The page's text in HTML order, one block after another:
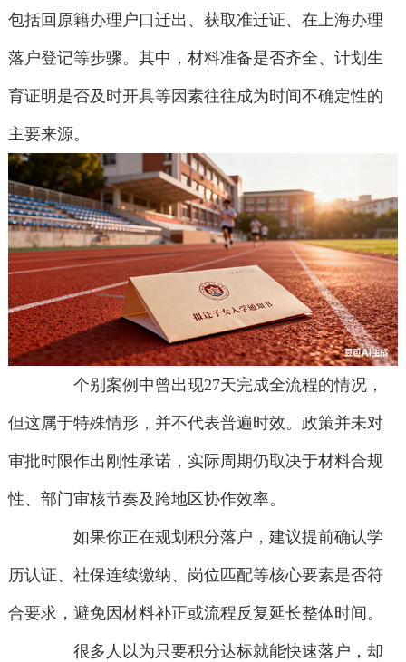
包括回原籍办理户口迁出、获取准迁证、在上海办理
落户登记等步骤。其中，材料准备是否齐全、计划生
育证明是否及时开具等因素往往成为时间不确定性的
主要来源。
个别案例中曾出现27天完成全流程的情况，
但这属于特殊情形，并不代表普遍时效。政策并未对
审批时限作出刚性承诺，实际周期仍取决于材料合规
性、部门审核节奏及跨地区协作效率。
如果你正在规划积分落户，建议提前确认学
历认证、社保连续缴纳、岗位匹配等核心要素是否符
合要求，避免因材料补正或流程反复延长整体时间。
很多人以为只要积分达标就能快速落户，却